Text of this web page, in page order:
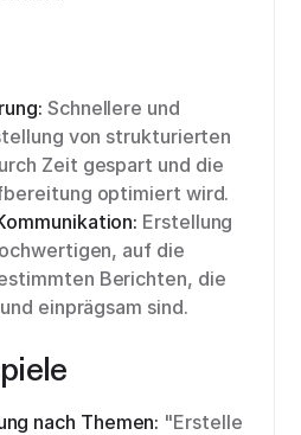
Schnellere und
von strukturierten
Zeit gespart und die
optimiert wird.
Erstellung
auf die
Berichten, die
einprägsam sind.
nach Themen: "Erstelle